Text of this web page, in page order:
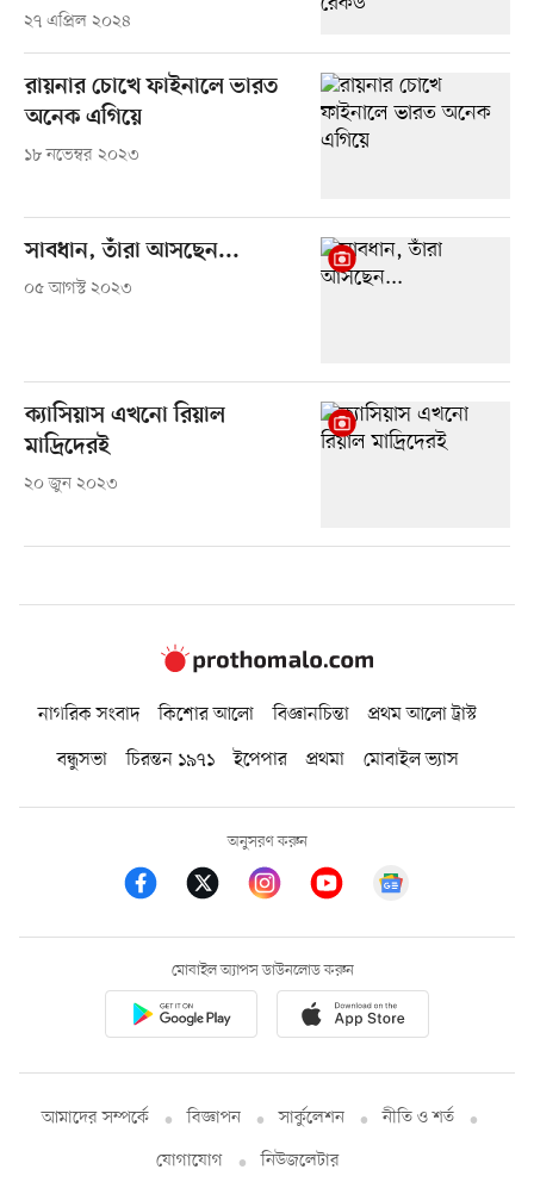
২৭ এপ্রিল ২০২৪
রায়নার চোখে ফাইনালে ভারত
অনেক এগিয়ে
১৮ নভেম্বর ২০২৩
সাবধান, তাঁরা আসছেন...
০৫ আগস্ট ২০২৩
ক্যাসিয়াস এখনো রিয়াল
মাদ্রিদেরই
২০ জুন ২০২৩
নাগরিক সংবাদ কিশোর আলো বিজ্ঞানচিন্তা
প্রথম আলো ট্রাস্ট
বন্ধুসভা
চিরন্তন ১৯৭১ ইপেপার প্রথমা মোবাইল ভ্যাস
অনুসরণ করুন
মোবাইল অ্যাপস ডাউনলোড করুন
আমাদের সম্পর্কে বিজ্ঞাপন সার্কুলেশন
নীতি ও শর্ত
যোগাযোগ
নিউজলেটার